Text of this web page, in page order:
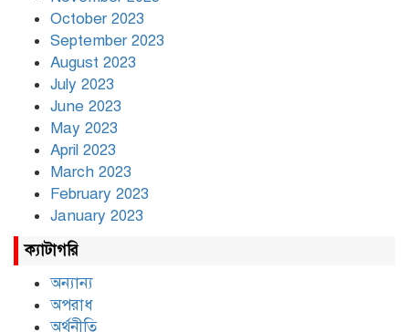
October 2023
September 2023
August 2023
July 2023
June 2023
May 2023
April 2023
March 2023
February 2023
January 2023
ক্যাটাগরি
অন্যান্য
অপরাধ
অর্থনীতি